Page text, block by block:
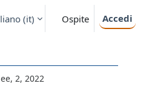
‎(it)‎ Ospite Accedi
2, 2022